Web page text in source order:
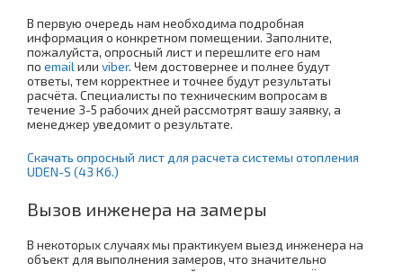
В первую очередь нам необходима подробная
информация о конкретном помещении. Заполните,
пожалуйста, опросный лист и перешлите его нам
по emailили viber. Чем достовернее и полнее будут
ответы, тем корректнее и точнее будут результаты
расчёта. Специалисты по техническим вопросам в
течение 3-5 рабочих дней рассмотрят вашу заявку, а
менеджер уведомит о результате.
Скачать опросный лист для расчета системы отопления
UDEN-S (43 Кб.)
Вызов инженера на замеры
В некоторых случаях мы практикуем выезд инженера на
объект для выполнения замеров, что значительно